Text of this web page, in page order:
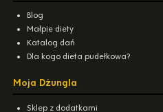
Blog
Małpie diety
Katalog dań
Dla kogo dieta pudełkowa?
Moja Dżungla
Sklep z dodatkami